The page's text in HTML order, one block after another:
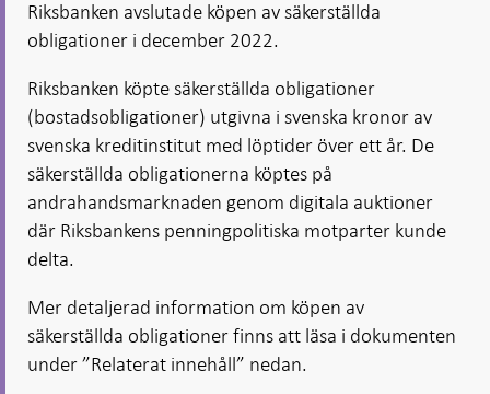
Riksbanken avslutade köpen av säkerställda
obligationer i december 2022.
Riksbanken köpte säkerställda obligationer
(bostadsobligationer) utgivna i svenska kronor av
svenska kreditinstitut med löptider över ett år. De
säkerställda obligationerna köptes på
andrahandsmarknaden genom digitala auktioner
där Riksbankens penningpolitiska motparter kunde
delta.
Mer detaljerad information om köpen av
säkerställda obligationer finns att läsa i dokumenten
under ”Relaterat innehåll” nedan.